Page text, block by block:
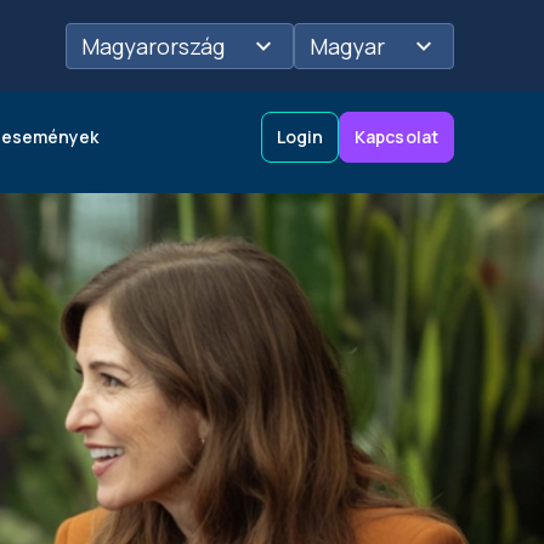
Magyarország Magyar
Hitelkeret javaslatok
Logisztika
Szolgáltatásainkról
bővebben
Login Kapcsolat